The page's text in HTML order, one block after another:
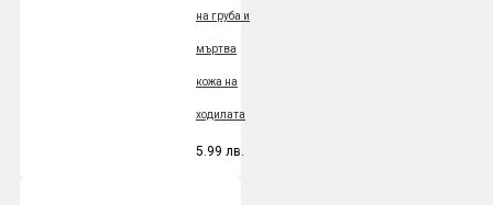
на груба и
мъртва
кожа на
ходилата
5.99 лв.